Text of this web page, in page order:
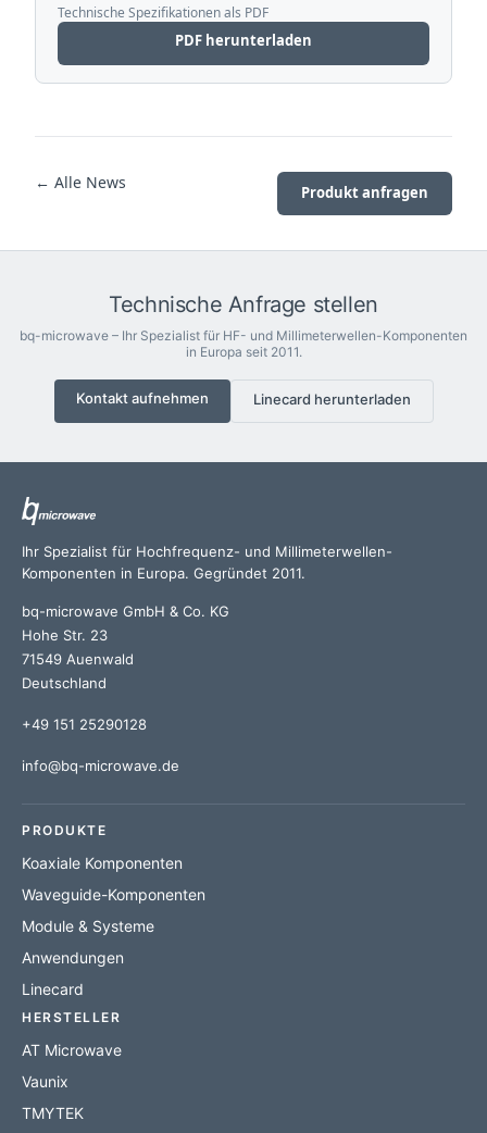
Technische Spezifikationen als PDF
PDF herunterladen
← Alle News Produkt anfragen
Technische Anfrage stellen
bq-microwave – Ihr Spezialist für HF- und Millimeterwellen-Komponenten
in Europa seit 2011.
Kontakt aufnehmen Linecard herunterladen
Ihr Spezialist für Hochfrequenz- und Millimeterwellen-
Komponenten in Europa. Gegründet 2011.
bq-microwave GmbH & Co. KG
Hohe Str. 23
71549 Auenwald
Deutschland
+49 151 25290128
info@bq-microwave.de
PRODUKTE
Koaxiale Komponenten
Waveguide-Komponenten
Module & Systeme
Anwendungen
Linecard
HERSTELLER
AT Microwave
Vaunix
TMYTEK